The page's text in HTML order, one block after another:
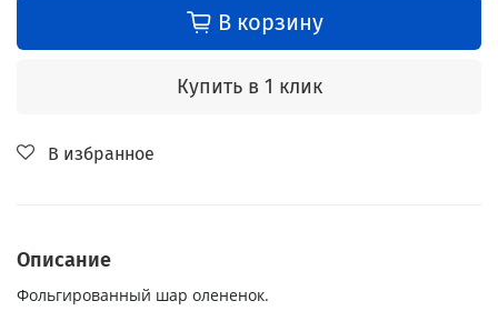
В корзину
Купить в 1 клик
В избранное
Описание
Фольгированный шар олененок.